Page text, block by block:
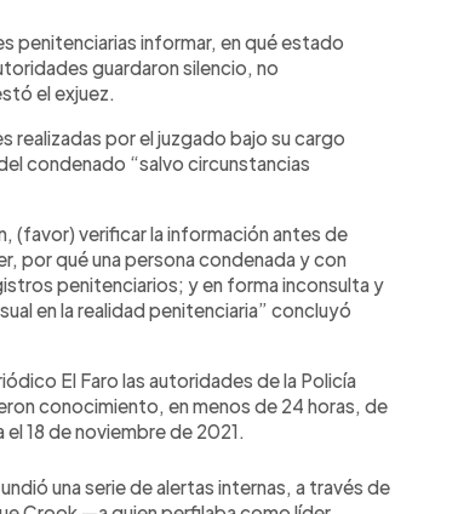
penitenciarias informar, en qué estado
guardaron silencio, no
el exjuez.
realizadas por el juzgado bajo su cargo
condenado “salvo circunstancias
(favor) verificar la información antes de
por qué una persona condenada y con
penitenciarios; y en forma inconsulta y
en la realidad penitenciaria” concluyó
El Faro las autoridades de la Policía
conocimiento, en menos de 24 horas, de
18 de noviembre de 2021.
una serie de alertas internas, a través de